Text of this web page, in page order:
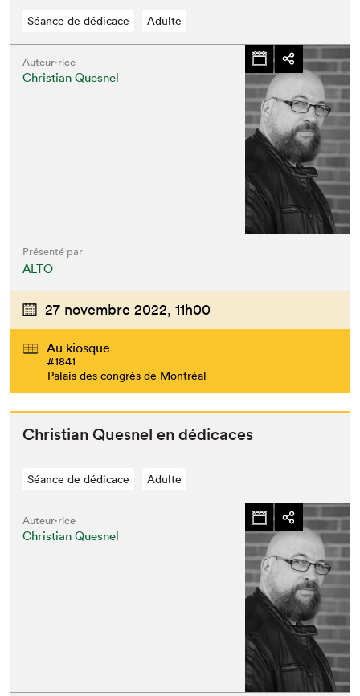
Que cherchez-vous?
Séance de dédicace Adulte
Auteur·rice
Christian Quesnel
Présenté par
ALTO
27 novembre 2022, 11h00
Au kiosque
#1841
Palais des congrès de Montréal
Chris­t­ian Ques­nel en dédicaces
Séance de dédicace Adulte
Auteur·rice
Christian Quesnel